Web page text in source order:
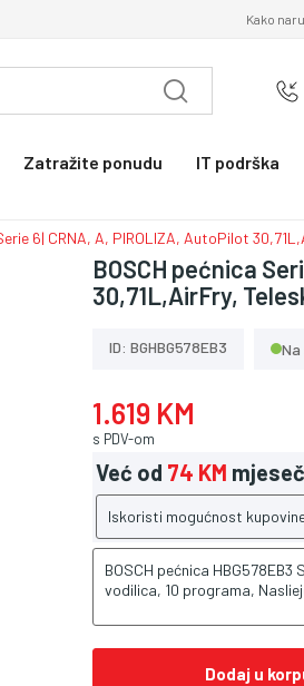
Kako
Zatražite ponudu IT podrška
6| CRNA, A, PIROLIZA, AutoPilot
BOSCH pećnica
30,71L,AirFry,
ID: BGHBG578EB3
1.619 KM
s PDV-om
Već od 74 KM
Iskoristi mogućnost
BOSCH pećnica
vodilica, 10 programa,
Dodaj u